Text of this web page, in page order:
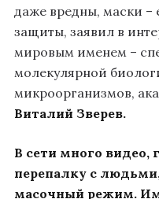
даже вредны, маски –
защиты, заявил в
мировым именем –
молекулярной
микроорганизмов,
Виталий Зверев.
В сети много видео,
перепалку с
масочный режим.